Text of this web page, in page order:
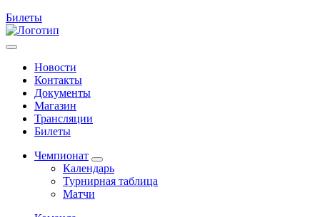
Билеты
Новости
Контакты
Документы
Магазин
Трансляции
Билеты
Чемпионат
Календарь
Турнирная таблица
Матчи